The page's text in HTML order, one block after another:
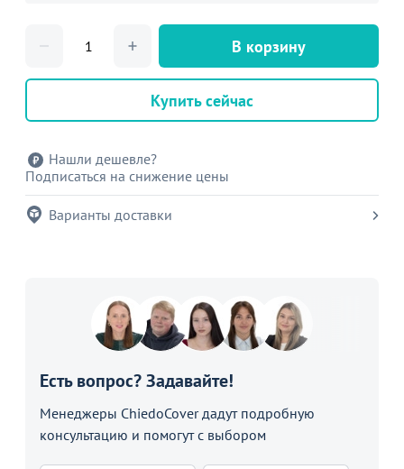
В корзину
Купить сейчас
Нашли дешевле?
Подписаться на снижение цены
Варианты доставки
Есть вопрос? Задавайте!
Менеджеры ChiedoCover дадут подробную
консультацию и помогут с выбором